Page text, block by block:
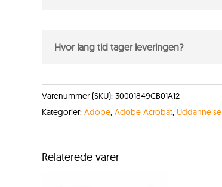
Hvor lang tid tager leveringen?
Varenummer (SKU): 30001849CB01A12
Kategorier: Adobe, Adobe Acrobat, Uddannelse
Relaterede varer